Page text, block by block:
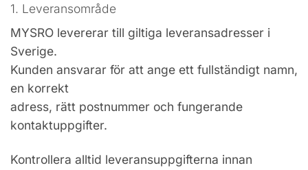
1. Leveransområde
MYSRO levererar till giltiga leveransadresser i
Sverige.
Kunden ansvarar för att ange ett fullständigt namn,
en korrekt
adress, rätt postnummer och fungerande
kontaktuppgifter.
Kontrollera alltid leveransuppgifterna innan